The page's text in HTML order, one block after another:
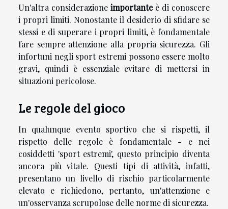
Un'altra considerazione importanteè di conoscere
i propri limiti. Nonostante il desiderio di sfidare se
stessi e di superare i propri limiti, è fondamentale
fare sempre attenzione alla propria sicurezza. Gli
infortuni negli sport estremi possono essere molto
gravi, quindi è essenziale evitare di mettersi in
situazioni pericolose.
Le regole del gioco
In qualunque evento sportivo che si rispetti, il
rispetto delle regole è fondamentale - e nei
cosiddetti 'sport estremi', questo principio diventa
ancora più vitale. Questi tipi di attività, infatti,
presentano un livello di rischio particolarmente
elevato e richiedono, pertanto, un'attenzione e
un'osservanza scrupolose delle norme di sicurezza.